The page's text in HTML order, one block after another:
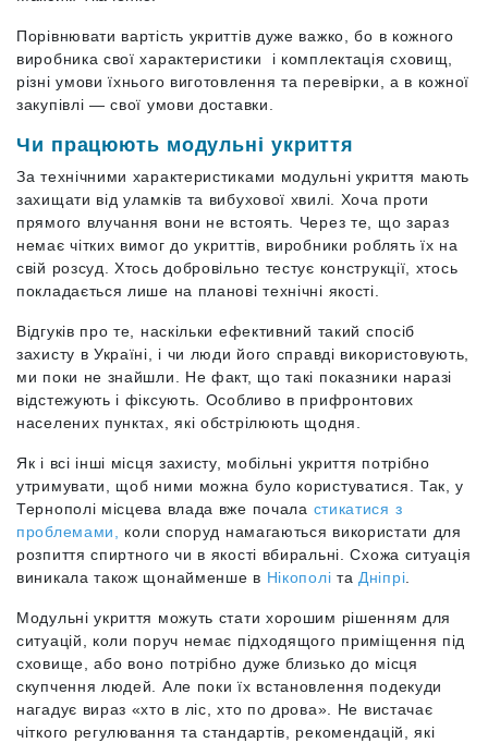
Порівнювати вартість укриттів дуже важко, бо в кожного
виробника свої характеристики і комплектація сховищ,
різні умови їхнього виготовлення та перевірки, а в кожної
закупівлі — свої умови доставки.
Чи працюють модульні укриття
За технічними характеристиками модульні укриття мають
захищати від уламків та вибухової хвилі. Хоча проти
прямого влучання вони не встоять. Через те, що зараз
немає чітких вимог до укриттів, виробники роблять їх на
свій розсуд. Хтось добровільно тестує конструкції, хтось
покладається лише на планові технічні якості.
Відгуків про те, наскільки ефективний такий спосіб
захисту в Україні, і чи люди його справді використовують,
ми поки не знайшли. Не факт, що такі показники наразі
відстежують і фіксують. Особливо в прифронтових
населених пунктах, які обстрілюють щодня.
Як і всі інші місця захисту, мобільні укриття потрібно
утримувати, щоб ними можна було користуватися. Так, у
Тернополі місцева влада вже почала стикатися з
проблемами,
коли споруд намагаються використати для
розпиття спиртного чи в якості вбиральні. Схожа ситуація
виникала також щонайменше в Нікополі та Дніпрі
Модульні укриття можуть стати хорошим рішенням для
ситуацій, коли поруч немає підходящого приміщення під
сховище, або воно потрібно дуже близько до місця
скупчення людей. Але поки їх встановлення подекуди
нагадує вираз «хто в ліс, хто по дрова». Не вистачає
чіткого регулювання та стандартів, рекомендацій, які